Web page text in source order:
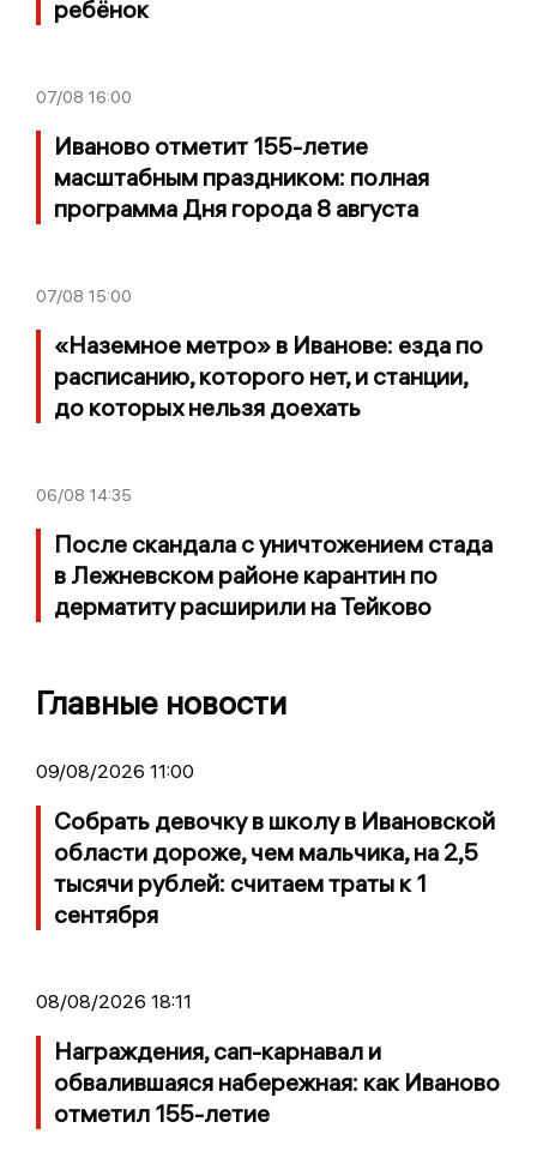
ребёнок
07/08 16:00
Иваново отметит 155-летие
масштабным праздником: полная
программа Дня города 8 августа
07/08 15:00
«Наземное метро» в Иванове: езда по
расписанию, которого нет, и станции,
до которых нельзя доехать
06/08 14:35
После скандала с уничтожением стада
в Лежневском районе карантин по
дерматиту расширили на Тейково
Главные новости
09/08/2026 11:00
Собрать девочку в школу в Ивановской
области дороже, чем мальчика, на 2,5
тысячи рублей: считаем траты к 1
сентября
08/08/2026 18:11
Награждения, сап-карнавал и
обвалившаяся набережная: как Иваново
отметил 155-летие